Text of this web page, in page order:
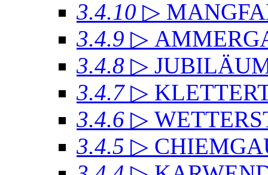
3.4.10 ▷
3.4.9 ▷
3.4.8 ▷
3.4.7 ▷
3.4.6 ▷
3.4.5 ▷